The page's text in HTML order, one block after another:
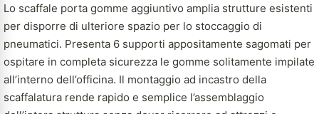
Lo scaffale porta gomme aggiuntivo amplia strutture esistenti
per disporre di ulteriore spazio per lo stoccaggio di
pneumatici. Presenta 6 supporti appositamente sagomati per
ospitare in completa sicurezza le gomme solitamente impilate
all’interno dell’officina. Il montaggio ad incastro della
scaffalatura rende rapido e semplice l’assemblaggio